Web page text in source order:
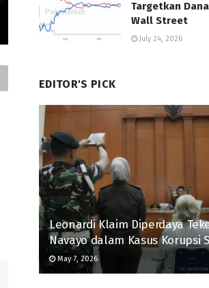
Targetkan
Wall Street
July 24, 2026
EDITOR'S PICK
Leonardi Klaim Diperdaya
Navayo dalam Kasus Korupsi
May 7, 2026